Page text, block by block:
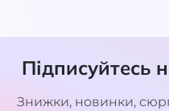
Підписуйтесь
Знижки, новинки,